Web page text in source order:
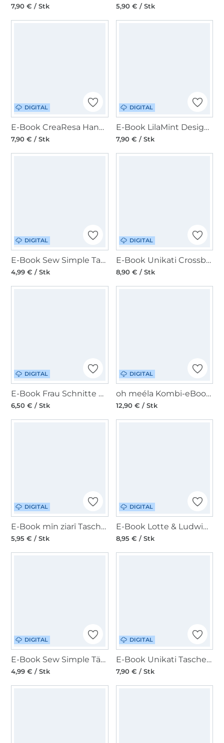
7,90 € / Stk 5,90 € / Stk
DIGITAL
E-Book CreaResa Handtasche Cambag Tessa Large
7,90 € / Stk
DIGITAL
E-Book LilaMint Design SaddleBag Kansas34
7,90 € / Stk
DIGITAL
E-Book Sew Simple Tasche Kronos
4,99 € / Stk
DIGITAL
E-Book Unikati Crossbody Bag Nale
8,90 € / Stk
DIGITAL
E-Book Frau Schnitte Crossbody Bag Kleine Bjelle
6,50 € / Stk
DIGITAL
oh meéla Kombi-eBook ohMissi
12,90 € / Stk
DIGITAL
E-Book mīn ziarī Tasche MiniaT(o)ur
5,95 € / Stk
DIGITAL
E-Book Lotte & Ludwig Utensilientasche Ordnungshüter
8,95 € / Stk
DIGITAL
E-Book Sew Simple Täschchen My
4,99 € / Stk
DIGITAL
E-Book Unikati Tasche Elfie
7,90 € / Stk